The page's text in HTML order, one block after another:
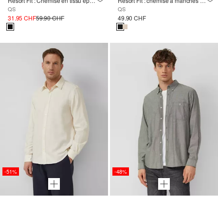
QS
31.95 CHF59.90 CHF
QS
49.90 CHF
-51% -48%